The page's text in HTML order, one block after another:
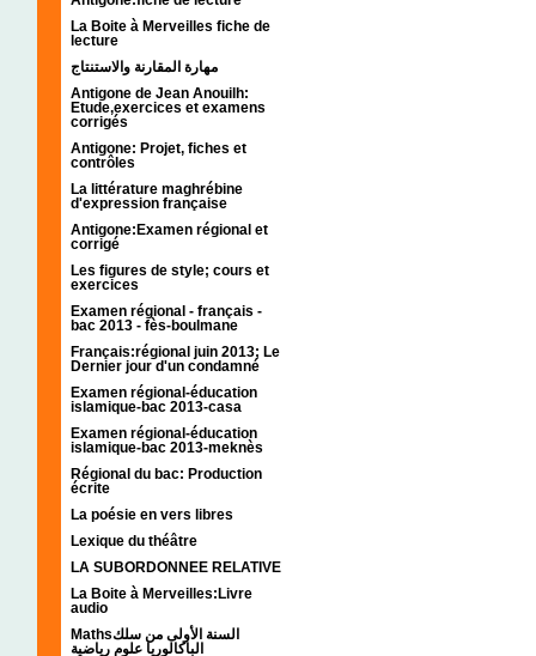
La Boite à Merveilles fiche de
lecture
مهارة المقارنة والاستنتاج
Antigone de Jean Anouilh:
Etude,exercices et examens
corrigés
Antigone: Projet, fiches et
contrôles
La littérature maghrébine
d'expression française
Antigone:Examen régional et
corrigé
Les figures de style; cours et
exercices
Examen régional - français -
bac 2013 - fès-boulmane
Français:régional juin 2013; Le
Dernier jour d'un condamné
Examen régional-éducation
islamique-bac 2013-casa
Examen régional-éducation
islamique-bac 2013-meknès
Régional du bac: Production
écrite
La poésie en vers libres
Lexique du théâtre
LA SUBORDONNEE RELATIVE
La Boite à Merveilles:Livre
audio
Mathsالسنة الأولى من سلك
الباكالوريا علوم رياضية